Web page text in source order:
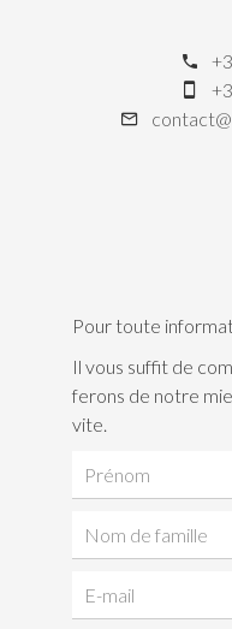
Pour toute
Il vous suffit de
ferons de notre
vite.